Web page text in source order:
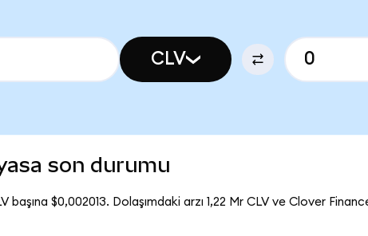
CLV
son durumu
başına $0,002013. Dolaşımdaki arzı 1,22 Mr CLV ve Clover